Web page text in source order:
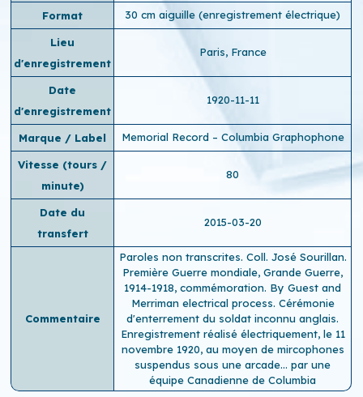
Format 30 cm aiguille (enregistrement électrique)
Lieu
d'enregistrement
Paris, France
Date
d'enregistrement
1920-11-11
Marque / Label Memorial Record – Columbia Graphophone
Vitesse (tours /
minute)
80
Date du
transfert
2015-03-20
Commentaire
Paroles non transcrites. Coll. José Sourillan.
Première Guerre mondiale, Grande Guerre,
1914-1918, commémoration. By Guest and
Merriman electrical process. Cérémonie
d'enterrement du soldat inconnu anglais.
Enregistrement réalisé électriquement, le 11
novembre 1920, au moyen de mircophones
suspendus sous une arcade… par une
équipe Canadienne de Columbia